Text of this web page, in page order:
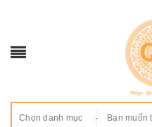
Chọn danh mục